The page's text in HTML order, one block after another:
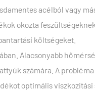
acélból vagy
okozta
költségeket.
Alacsonyabb
számára. A
optimális